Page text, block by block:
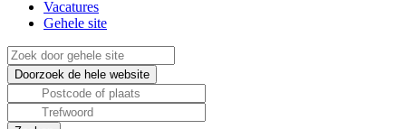
Vacatures
Gehele site